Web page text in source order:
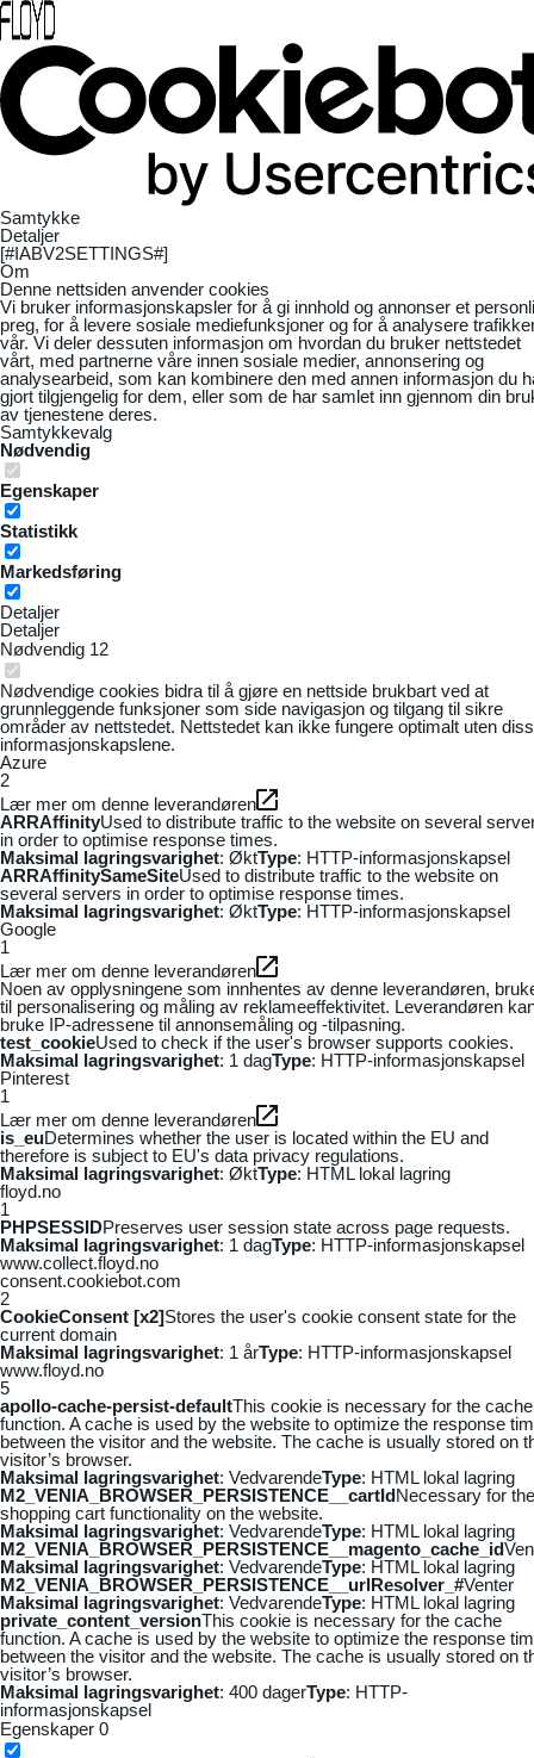
Samtykke
Detaljer
[#IABV2SETTINGS#]
Om
Denne nettsiden anvender cookies
Vi bruker informasjonskapsler for å gi innhold og annonser et
preg, for å levere sosiale mediefunksjoner og for å analysere
vår. Vi deler dessuten informasjon om hvordan du bruker nettstedet
vårt, med partnerne våre innen sosiale medier, annonsering og
analysearbeid, som kan kombinere den med annen informasjon du
gjort tilgjengelig for dem, eller som de har samlet inn gjennom din
av tjenestene deres.
Samtykkevalg
Nødvendig
Egenskaper
Statistikk
Markedsføring
Detaljer
Detaljer
Nødvendig 12
Nødvendige cookies bidra til å gjøre en nettside brukbart ved at
grunnleggende funksjoner som side navigasjon og tilgang til sikre
områder av nettstedet. Nettstedet kan ikke fungere optimalt uten
informasjonskapslene.
Azure
2
Lær mer om denne leverandøren
ARRAffinityUsed to distribute traffic to the website on several
in order to optimise response times.
Maksimal lagringsvarighet: ØktType: HTTP-informasjonskapsel
ARRAffinitySameSiteUsed to distribute traffic to the website on
several servers in order to optimise response times.
Maksimal lagringsvarighet: ØktType: HTTP-informasjonskapsel
Google
1
Lær mer om denne leverandøren
Noen av opplysningene som innhentes av denne leverandøren,
til personalisering og måling av reklameeffektivitet. Leverandøren
bruke IP-adressene til annonsemåling og -tilpasning.
test_cookieUsed to check if the user's browser supports cookies.
Maksimal lagringsvarighet: 1 dagType: HTTP-informasjonskapsel
Pinterest
1
Lær mer om denne leverandøren
is_euDetermines whether the user is located within the EU and
therefore is subject to EU's data privacy regulations.
Maksimal lagringsvarighet: ØktType: HTML lokal lagring
floyd.no
1
PHPSESSIDPreserves user session state across page requests.
Maksimal lagringsvarighet: 1 dagType: HTTP-informasjonskapsel
www.collect.floyd.no
consent.cookiebot.com
2
CookieConsent [x2]Stores the user's cookie consent state for the
current domain
Maksimal lagringsvarighet: 1 årType: HTTP-informasjonskapsel
www.floyd.no
5
apollo-cache-persist-defaultThis cookie is necessary for the cache
function. A cache is used by the website to optimize the response
between the visitor and the website. The cache is usually stored on
visitor’s browser.
Maksimal lagringsvarighet: VedvarendeType: HTML lokal lagring
M2_VENIA_BROWSER_PERSISTENCE__cartIdNecessary for the
shopping cart functionality on the website.
Maksimal lagringsvarighet: VedvarendeType: HTML lokal lagring
M2_VENIA_BROWSER_PERSISTENCE__magento_cache_id
Maksimal lagringsvarighet: VedvarendeType: HTML lokal lagring
M2_VENIA_BROWSER_PERSISTENCE__urlResolver_#Venter
Maksimal lagringsvarighet: VedvarendeType: HTML lokal lagring
private_content_versionThis cookie is necessary for the cache
function. A cache is used by the website to optimize the response
between the visitor and the website. The cache is usually stored on
visitor’s browser.
Maksimal lagringsvarighet: 400 dagerType: HTTP-
informasjonskapsel
Egenskaper 0